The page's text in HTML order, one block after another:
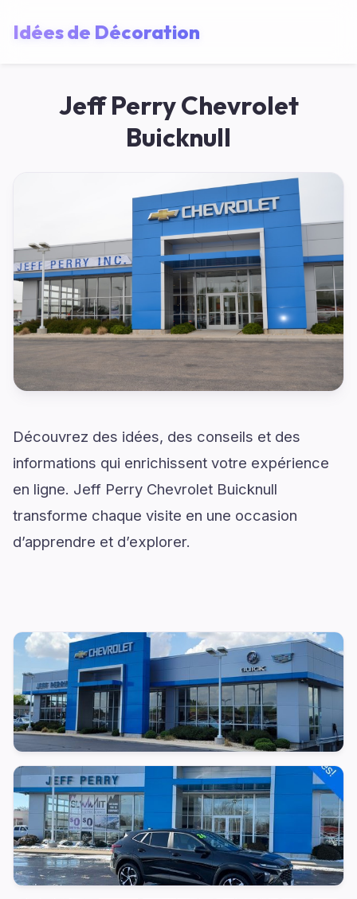
Idées de Décoration
Jeff Perry Chevrolet
Buicknull
Découvrez des idées, des conseils et des
informations qui enrichissent votre expérience
en ligne. Jeff Perry Chevrolet Buicknull
transforme chaque visite en une occasion
d’apprendre et d’explorer.